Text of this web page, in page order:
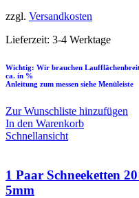
zzgl. Versandkosten
Lieferzeit: 3-4 Werktage
Wichtig: Wir brauchen
ca. in %
Anleitung zum messen siehe Menüleiste
Zur Wunschliste hinzufügen
In den Warenkorb
Schnellansicht
1 Paar Schneeketten
5mm